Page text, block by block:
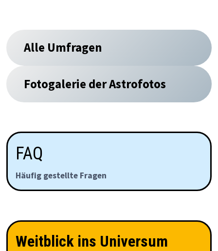
Alle Umfragen
Fotogalerie der Astrofotos
FAQ
Häufig gestellte Fragen
Weitblick ins Universum